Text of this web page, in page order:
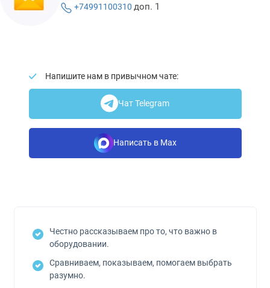
+74991100310 доп. 1
Напишите нам в привычном чате:
Чат Telegram
Написать в Max
Честно рассказываем про то, что важно в
оборудовании.
Сравниваем, показываем, помогаем выбрать
разумно.